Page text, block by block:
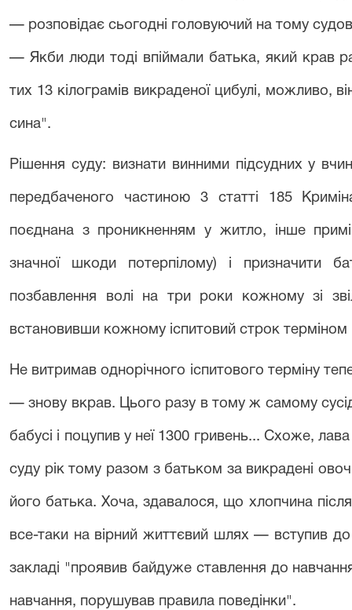
— розповідає сьогодні головуючий на тому
— Якби люди тоді впіймали батька, який крав
тих 13 кілограмів викраденої цибулі, можливо,
сина".
Рішення суду: визнати винними підсудних у
передбаченого частиною 3 статті 185
поєднана з проникненням у житло, інше
значної шкоди потерпілому) і призначити
позбавлення волі на три роки кожному зі
встановивши кожному іспитовий строк терміном
Не витримав однорічного іспитового терміну
— знову вкрав. Цього разу в тому ж самому
бабусі і поцупив у неї 1300 гривень... Схоже,
суду рік тому разом з батьком за викрадені
його батька. Хоча, здавалося, що хлопчина
все-таки на вірний життєвий шлях — вступив
закладі "проявив байдуже ставлення до
навчання, порушував правила поведінки".